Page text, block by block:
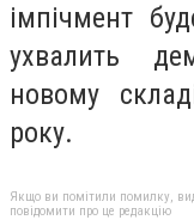
імпічмент
ухвалить
новому
року.
Якщо ви помітили помилку,
повідомити про це редакцію